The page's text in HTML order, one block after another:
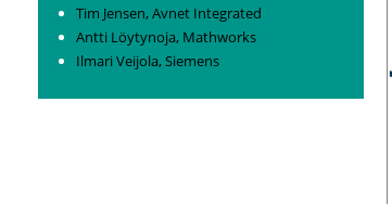
Tim Jensen, Avnet Integrated
Antti Löytynoja, Mathworks
Ilmari Veijola, Siemens